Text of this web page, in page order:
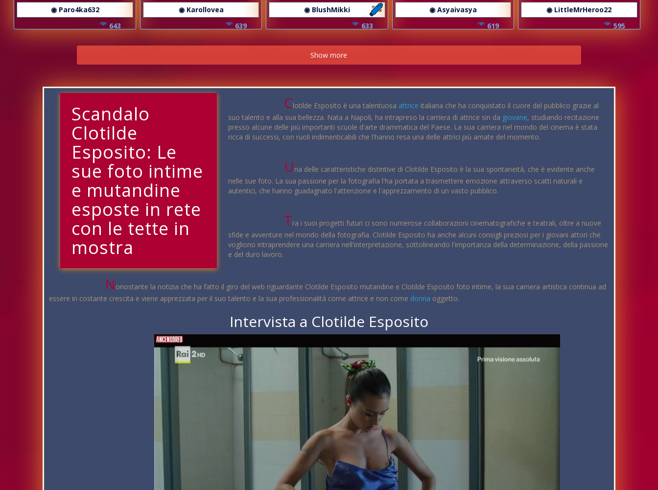
◉ Paro4ka632
643
◉ Karollovea
639
◉ BlushMikki
633
◉ Asyaivasya
619
◉ LittleMrHeroo22
595
Show more
Scandalo
Clotilde
Esposito: Le
sue foto intime
e mutandine
esposte in rete
con le tette in
mostra
Clotilde Esposito è una talentuosa attrice italiana che ha conquistato il cuore del pubblico grazie al
suo talento e alla sua bellezza. Nata a Napoli, ha intrapreso la carriera di attrice sin da giovane, studiando recitazione
presso alcune delle più importanti scuole d'arte drammatica del Paese. La sua carriera nel mondo del cinema è stata
ricca di successi, con ruoli indimenticabili che l'hanno resa una delle attrici più amate del momento.
Una delle caratteristiche distintive di Clotilde Esposito è la sua spontaneità, che è evidente anche
nelle sue foto. La sua passione per la fotografia l'ha portata a trasmettere emozione attraverso scatti naturali e
autentici, che hanno guadagnato l'attenzione e l'apprezzamento di un vasto pubblico.
Tra i suoi progetti futuri ci sono numerose collaborazioni cinematografiche e teatrali, oltre a nuove
sfide e avventure nel mondo della fotografia. Clotilde Esposito ha anche alcuni consigli preziosi per i giovani attori che
vogliono intraprendere una carriera nell'interpretazione, sottolineando l'importanza della determinazione, della passione
e del duro lavoro.
N onostante la notizia che ha fatto il giro del web riguardante Clotilde Esposito mutandine e Clotilde Esposito foto intime, la sua carriera artistica continua ad
essere in costante crescita e viene apprezzata per il suo talento e la sua professionalità come attrice e non come donna oggetto.
Intervista a Clotilde Esposito